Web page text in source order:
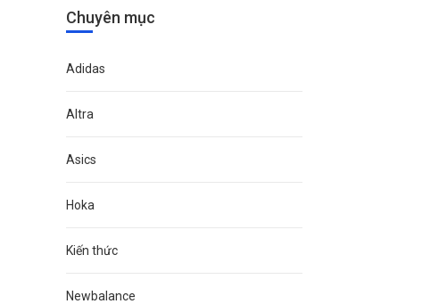
Chuyên mục
Adidas
Altra
Asics
Hoka
Kiến thức
Newbalance